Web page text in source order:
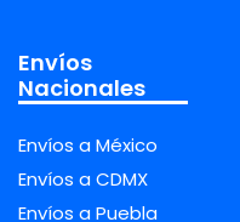
Envíos
Nacionales
Envíos a México
Envíos a CDMX
Envíos a Puebla